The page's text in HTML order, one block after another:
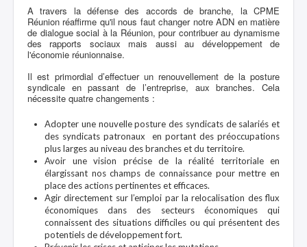
A travers la défense des accords de branche, la CPME
Réunion réaffirme qu'il nous faut changer notre ADN en matière
de dialogue social à la Réunion, pour contribuer au dynamisme
des rapports sociaux mais aussi au développement de
l'économie réunionnaise.
Il est primordial d’effectuer un renouvellement de la posture
syndicale en passant de l’entreprise, aux branches. Cela
nécessite quatre changements :
Adopter une nouvelle posture des syndicats de salariés et
des syndicats patronaux en portant des préoccupations
plus larges au niveau des branches et du territoire.
Avoir une vision précise de la réalité territoriale en
élargissant nos champs de connaissance pour mettre en
place des actions pertinentes et efficaces.
Agir directement sur l’emploi par la relocalisation des flux
économiques dans des secteurs économiques qui
connaissent des situations difficiles ou qui présentent des
potentiels de développement fort.